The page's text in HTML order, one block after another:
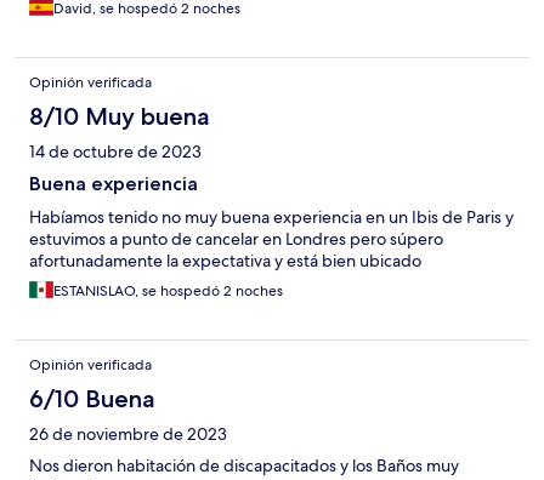
David, se hospedó 2 noches
Opinión verificada
8/10 Muy buena
14 de octubre de 2023
Buena experiencia
Habíamos tenido no muy buena experiencia en un Ibis de Paris y
estuvimos a punto de cancelar en Londres pero súpero
afortunadamente la expectativa y está bien ubicado
ESTANISLAO, se hospedó 2 noches
Opinión verificada
6/10 Buena
26 de noviembre de 2023
Nos dieron habitación de discapacitados y los Baños muy